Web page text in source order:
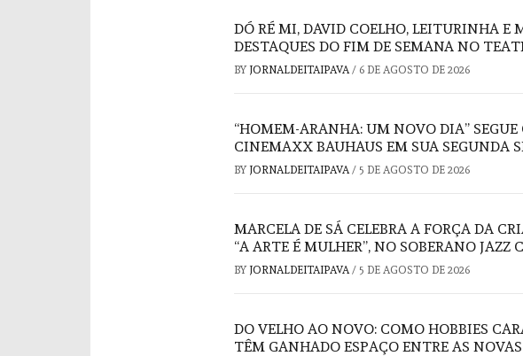
DÓ RÉ MI, DAVID COELHO, LEITURINHA E
DESTAQUES DO FIM DE SEMANA NO
BY JORNALDEITAIPAVA / 6 DE AGOSTO DE 2026
“HOMEM-ARANHA: UM NOVO DIA”
CINEMAXX BAUHAUS EM SUA SEGUNDA
BY JORNALDEITAIPAVA / 5 DE AGOSTO DE 2026
MARCELA DE SÁ CELEBRA A FORÇA DA
“A ARTE É MULHER”, NO SOBERANO JAZZ
BY JORNALDEITAIPAVA / 5 DE AGOSTO DE 2026
DO VELHO AO NOVO: COMO HOBBIES
TÊM GANHADO ESPAÇO ENTRE AS NOVAS